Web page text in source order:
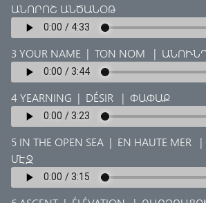
ԱՆՈՐՈՇ ԱՆԾԱՆՕԹ
3 YOUR NAME | TON NOM |
4 YEARNING | DÉSIR | ՓԱՓԱՔ
5 IN THE OPEN SEA | EN HAUTE MER |
ՄԷՋ